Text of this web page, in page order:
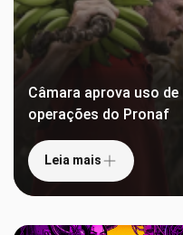
Câmara aprova uso
operações do Pronaf
Leia mais